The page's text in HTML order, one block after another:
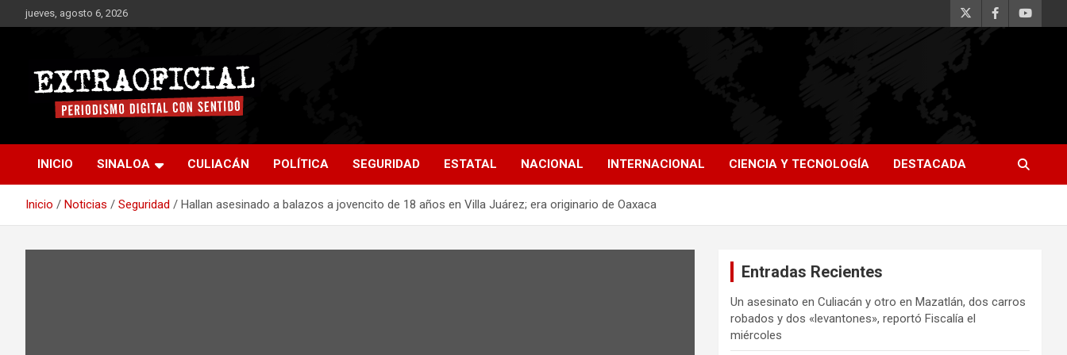
Saltar
al
jueves, agosto 6, 2026
Extraoficial
INICIO SINALOA CULIACÁN POLÍTICA SEGURIDAD ESTATAL NACIONAL INTERNACIONAL CIENCIA Y TECNOLOGÍA DESTACADA
Inicio Noticias Seguridad Hallan asesinado a balazos a jovencito de 18 años en Villa Juárez; era originario de Oaxaca
Entradas Recientes
Un asesinato en Culiacán y otro en Mazatlán, dos carros
robados y dos «levantones», reportó Fiscalía el
miércoles